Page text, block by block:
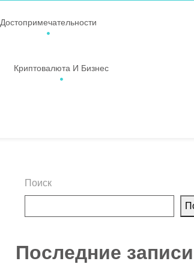
Достопримечательности
Криптовалюта И Бизнес
Поиск
Последние записи